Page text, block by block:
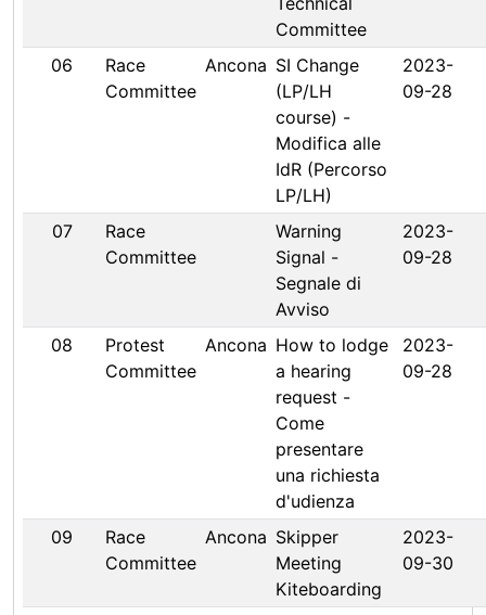
Committee
06
Race
Committee
Ancona SI Change
(LP/LH
course) -
Modifica alle
IdR (Percorso
LP/LH)
2023-
09-28
07
Race
Committee
Warning
Signal -
Segnale di
Avviso
2023-
09-28
08
Protest
Committee
Ancona How to lodge
a hearing
request -
Come
presentare
una richiesta
d'udienza
2023-
09-28
09
Race
Committee
Ancona Skipper
Meeting
Kiteboarding
2023-
09-30